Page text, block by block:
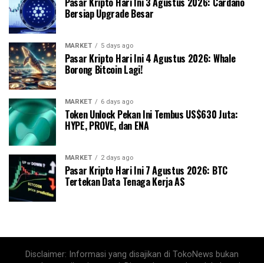
Bersiap Upgrade Besar
MARKET 5 days ago
Pasar Kripto Hari Ini 4 Agustus 2026: Whale
Borong Bitcoin Lagi!
MARKET 6 days ago
Token Unlock Pekan Ini Tembus US$630 Juta:
HYPE, PROVE, dan ENA
MARKET 2 days ago
Pasar Kripto Hari Ini 7 Agustus 2026: BTC
Tertekan Data Tenaga Kerja AS
Disclaimer: Informasi yang disajikan di TokoNews bukan